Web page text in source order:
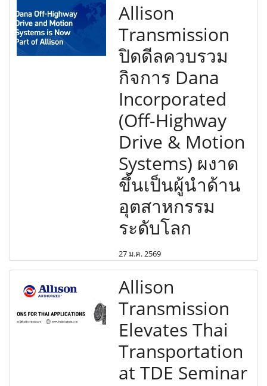
Allison
Transmission
ปิดดีลควบรวม
กิจการ Dana
Incorporated
(Off-Highway
Drive & Motion
Systems) ผงาด
ขึ้นเป็นผู้นำด้าน
อุตสาหกรรม
ระดับโลก
27 ม.ค. 2569
Allison
Transmission
Elevates Thai
Transportation
at TDE Seminar